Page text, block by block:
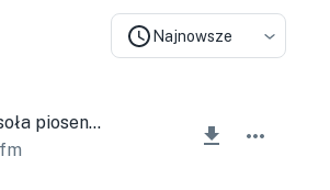
Najnowsze
Wesoła piosenka